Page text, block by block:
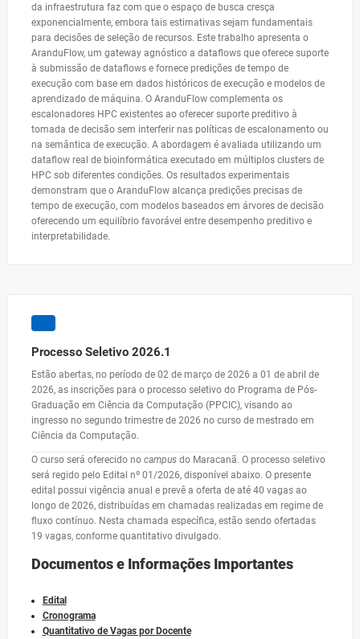
da infraestrutura faz com que o espaço de busca cresça
exponencialmente, embora tais estimativas sejam fundamentais
para decisões de seleção de recursos. Este trabalho apresenta o
AranduFlow, um gateway agnóstico a dataflows que oferece suporte
à submissão de dataflows e fornece predições de tempo de
execução com base em dados históricos de execução e modelos de
aprendizado de máquina. O AranduFlow complementa os
escalonadores HPC existentes ao oferecer suporte preditivo à
tomada de decisão sem interferir nas políticas de escalonamento ou
na semântica de execução. A abordagem é avaliada utilizando um
dataflow real de bioinformática executado em múltiplos clusters de
HPC sob diferentes condições. Os resultados experimentais
demonstram que o AranduFlow alcança predições precisas de
tempo de execução, com modelos baseados em árvores de decisão
oferecendo um equilíbrio favorável entre desempenho preditivo e
interpretabilidade.
Processo Seletivo 2026.1
Estão abertas, no período de 02 de março de 2026 a 01 de abril de
2026, as inscrições para o processo seletivo do Programa de Pós-
Graduação em Ciência da Computação (PPCIC), visando ao
ingresso no segundo trimestre de 2026 no curso de mestrado em
Ciência da Computação.
O curso será oferecido no campus do Maracanã. O processo seletivo
será regido pelo Edital nº 01/2026, disponível abaixo. O presente
edital possui vigência anual e prevê a oferta de até 40 vagas ao
longo de 2026, distribuídas em chamadas realizadas em regime de
fluxo contínuo. Nesta chamada específica, estão sendo ofertadas
19 vagas, conforme quantitativo divulgado.
Documentos e Informações Importantes
Edital
Cronograma
Quantitativo de Vagas por Docente